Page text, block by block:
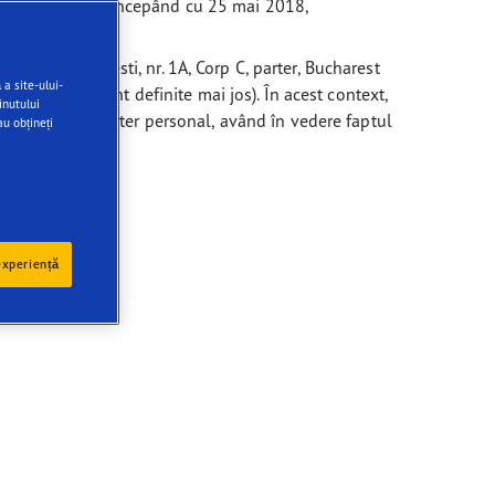
include, începând cu 25 mai 2018,
Ploiesti, nr. 1A, Corp C, parter, Bucharest
cum sunt definite mai jos). În acest context,
cu caracter personal, având în vedere faptul
a site-ului-
obțineți